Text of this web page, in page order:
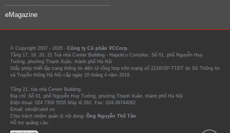
eMagazine
© Copyright 2007 - 2026 - Công ty Cổ phần VCCorp.
Tầng 17, 19, 20, 21 Toà nhà Center Building - Hapulico Complex, Số 01, phố Nguyễn Huy
Tưởng, phường Thanh Xuân, thành phố Hà Nội
Giấy phép thiết lập trang thông tin điện tử tổng hợp trên mạng số 2216/GP-TTĐT do Sở Thông tin
và Truyền thông Hà Nội cấp ngày 10 tháng 4 năm 2019.
Tầng 21, tòa nhà Center Building.
Địa chỉ: Số 01, phố Nguyễn Huy Tưởng, phường Thanh Xuân, thành phố Hà Nội
Điện thoại: 024 7309 5555 Máy lẻ 292. Fax: 024-39744082
Email: info@cafef.vn
Chịu trách nhiệm quản lý nội dung: Ông Nguyễn Thế Tân
Hỗ trợ quảng cáo :